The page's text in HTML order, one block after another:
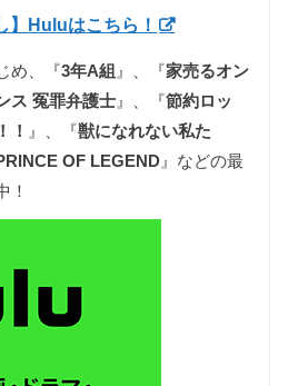
】Huluはこちら！
め、『3年A組 』、『家売るオン
ス 冤罪弁護士 』、『節約ロッ
！ 』、『獣になれない私た
OF LEGEND 』などの最
！